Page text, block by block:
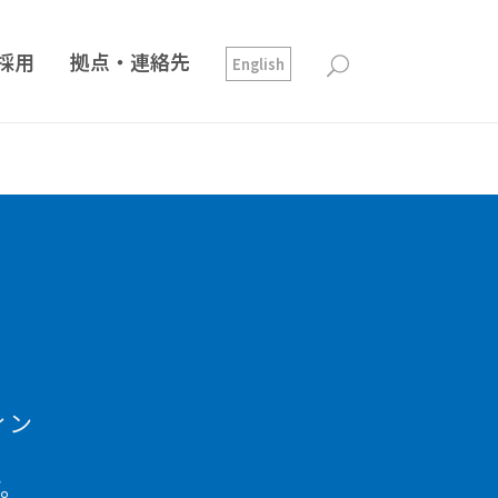
用 拠点・連絡先 English
ン